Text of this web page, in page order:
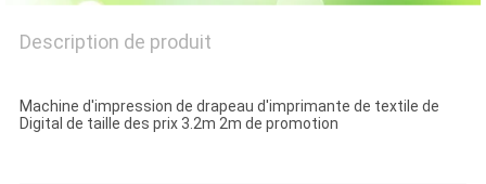
POLITIQUE
CONFIDENTIALITÉ
Description de produit
Machine d'impression de drapeau d'imprimante de textile de
Digital de taille des prix 3.2m 2m de promotion